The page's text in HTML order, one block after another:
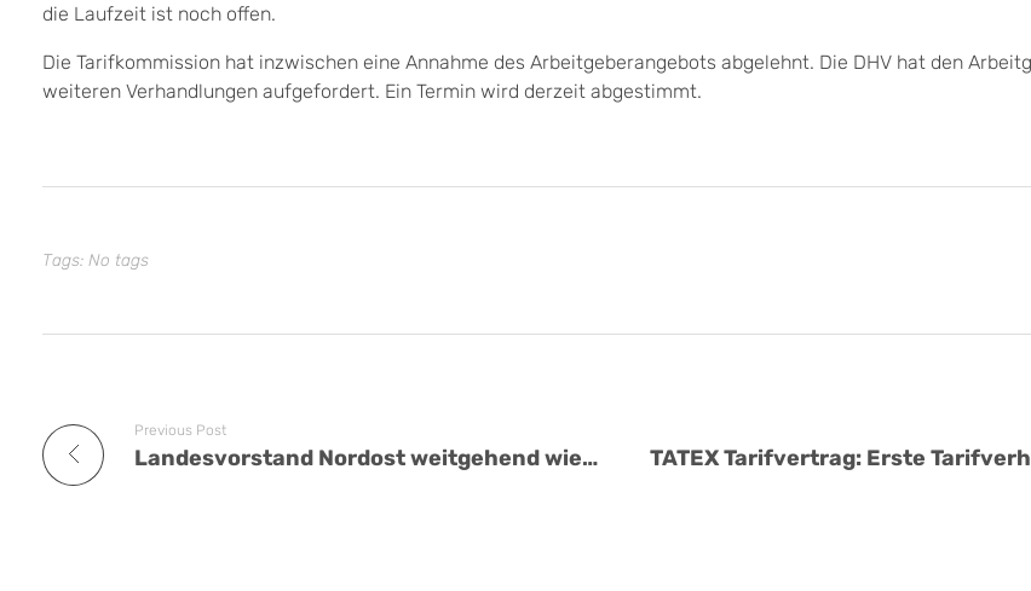
die Laufzeit ist noch offen.
Die Tarifkommission hat inzwischen eine Annahme des Arbeitgeberangebots abgelehnt. Die DHV hat den
weiteren Verhandlungen aufgefordert. Ein Termin wird derzeit abgestimmt.
Tags: No tags
Previous Post
Landesvorstand Nordost weitgehend wiedergewählt